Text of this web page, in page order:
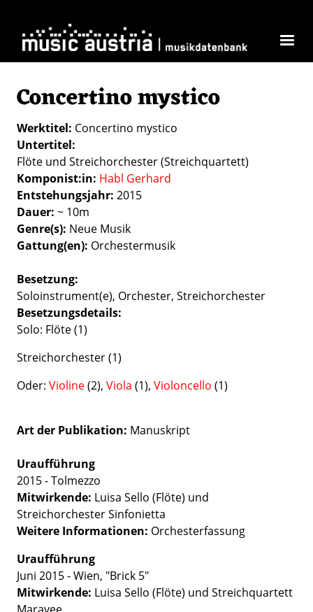
Concertino mystico
Werktitel Concertino mystico
Untertitel
Flöte und Streichorchester (Streichquartett)
Komponist:in Habl Gerhard
Entstehungsjahr 2015
Dauer ~ 10m
Genre(s) Neue Musik
Gattung(en) Orchestermusik
Besetzung
Soloinstrument(e) Orchester Streichorchester
Besetzungsdetails
Solo: Flöte (1)
Streichorchester (1)
Oder: Violine(2), Viola (1), Violoncello (1)
Art der Publikation Manuskript
Uraufführung
2015 - Tolmezzo
Mitwirkende: Luisa Sello (Flöte) und
Streichorchester Sinfonietta
Weitere Informationen: Orchesterfassung
Uraufführung
Juni 2015 - Wien, "Brick 5"
Mitwirkende: Luisa Sello (Flöte) und Streichquartett